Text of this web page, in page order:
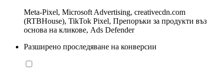
Meta-Pixel, Microsoft Advertising, creativecdn.com
(RTBHouse), TikTok Pixel, Препоръки за продукти въз
основа на кликове, Ads Defender
Разширено проследяване на конверсии